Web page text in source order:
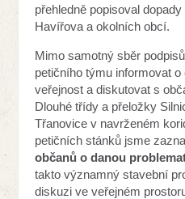
přehledně popisoval
Havířova a okolních obcí.
Mimo samotný sběr
petičního týmu informovat
veřejnost a diskutovat s
Dlouhé třídy a přeložky
Třanovice v navrženém
petičních stánků jsme
občanů o danou
takto významný stavební
diskuzi ve veřejném